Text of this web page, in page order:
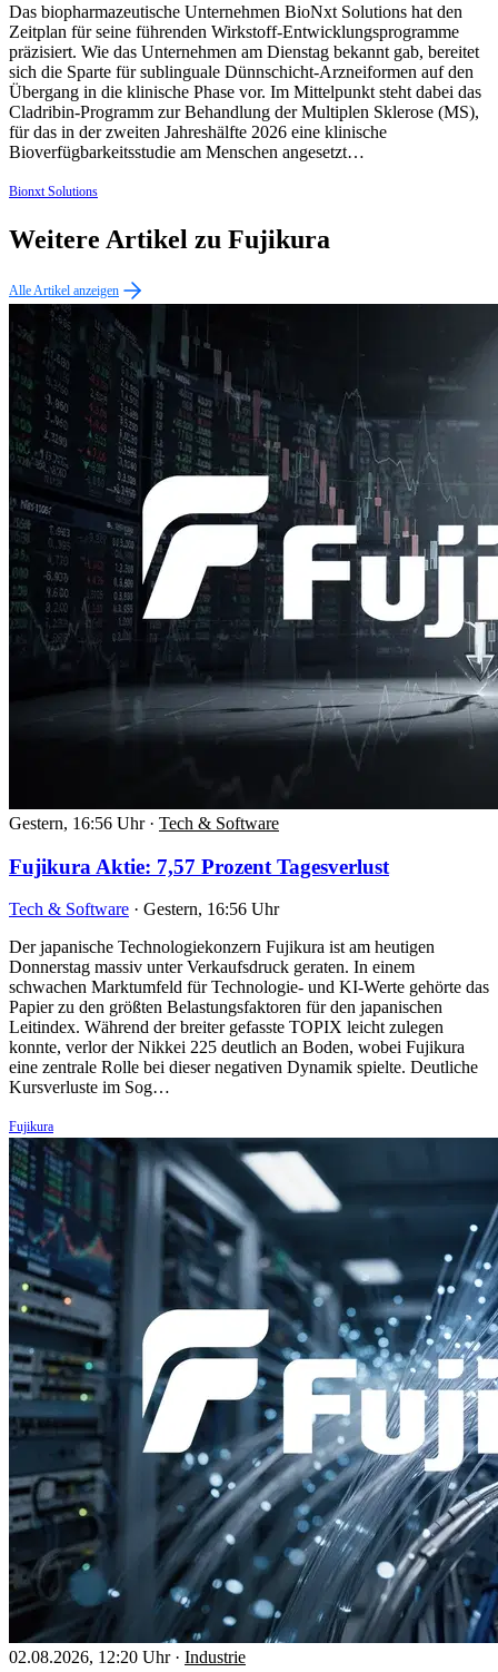
Das biopharmazeutische Unternehmen BioNxt Solutions hat den
Zeitplan für seine führenden Wirkstoff-Entwicklungsprogramme
präzisiert. Wie das Unternehmen am Dienstag bekannt gab, bereitet
sich die Sparte für sublinguale Dünnschicht-Arzneiformen auf den
Übergang in die klinische Phase vor. Im Mittelpunkt steht dabei das
Cladribin-Programm zur Behandlung der Multiplen Sklerose (MS),
für das in der zweiten Jahreshälfte 2026 eine klinische
Bioverfügbarkeitsstudie am Menschen angesetzt…
Bionxt Solutions
Weitere Artikel zu Fujikura
Alle Artikel anzeigen
Gestern, 16:56 Uhr · Tech & Software
Fujikura Aktie: 7,57 Prozent Tagesverlust
Tech & Software · Gestern, 16:56 Uhr
Der japanische Technologiekonzern Fujikura ist am heutigen
Donnerstag massiv unter Verkaufsdruck geraten. In einem
schwachen Marktumfeld für Technologie- und KI-Werte gehörte das
Papier zu den größten Belastungsfaktoren für den japanischen
Leitindex. Während der breiter gefasste TOPIX leicht zulegen
konnte, verlor der Nikkei 225 deutlich an Boden, wobei Fujikura
eine zentrale Rolle bei dieser negativen Dynamik spielte. Deutliche
Kursverluste im Sog…
Fujikura
02.08.2026, 12:20 Uhr · Industrie